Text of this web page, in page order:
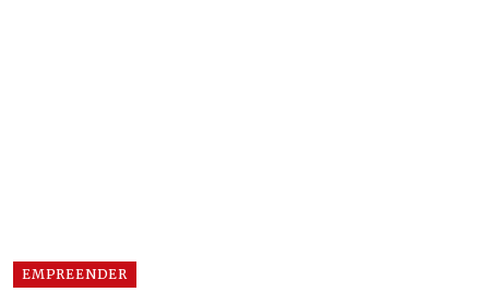
EMPREENDER